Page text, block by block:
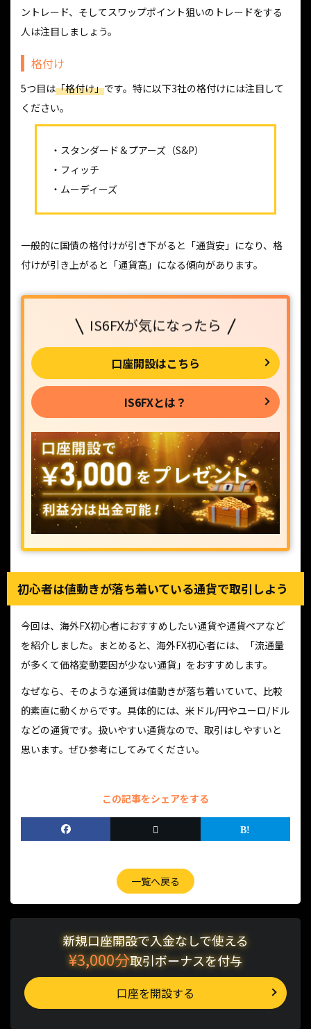
ントレード、そしてスワップポイント狙いのトレードをする
人は注目しましょう。
格付け
5つ目は「格付け」です。特に以下3社の格付けには注目して
ください。
・スタンダード＆プアーズ（S&P）
・フィッチ
・ムーディーズ
一般的に国債の格付けが引き下がると「通貨安」になり、格
付けが引き上がると「通貨高」になる傾向があります。
IS6FXが気になったら
口座開設はこちら
IS6FXとは？
初心者は値動きが落ち着いている通貨で取引しよう
今回は、海外FX初心者におすすめしたい通貨や通貨ペアなど
を紹介しました。まとめると、海外FX初心者には、「流通量
が多くて価格変動要因が少ない通貨」をおすすめします。
なぜなら、そのような通貨は値動きが落ち着いていて、比較
的素直に動くからです。具体的には、米ドル/円やユーロ/ドル
などの通貨です。扱いやすい通貨なので、取引はしやすいと
思います。ぜひ参考にしてみてください。
この記事をシェアをする
一覧へ戻る
新規口座開設で入金なしで使える
¥3,000分取引ボーナスを付与
口座を開設する